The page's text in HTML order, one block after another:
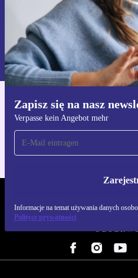
Zapisz się na nasz
Verpasse kein Angebot mehr
Informacje na temat używania danych
Polityce prywatności
Informacje na temat używania
naszej
Polityce prywatności
Pobierz
Dla iOS i